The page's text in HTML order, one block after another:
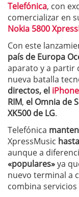
Telefónica, con
comercializar en
Nokia 5800
Con este
país de Europa
aparato y a partir
nueva batalla
directos, el iPhone
RIM, el Omnia de
XK500 de LG.
Telefónica
XpressMusic
aunque a
«populares»ya
nuevo terminal a
combina servicios